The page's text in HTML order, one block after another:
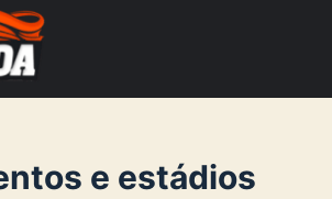
e estádios